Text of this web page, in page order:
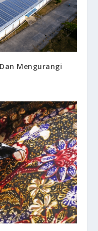
Mengurangi